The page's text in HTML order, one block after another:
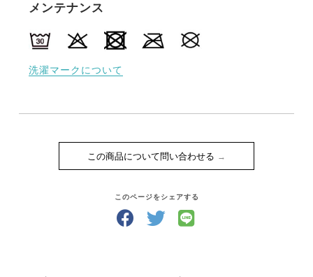
メンテナンス
洗濯マークについて
この商品について問い合わせる
このページをシェアする